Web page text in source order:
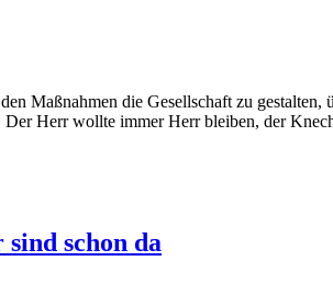
Maßnahmen die Gesellschaft zu
Herr wollte immer Herr bleiben, der
schon da